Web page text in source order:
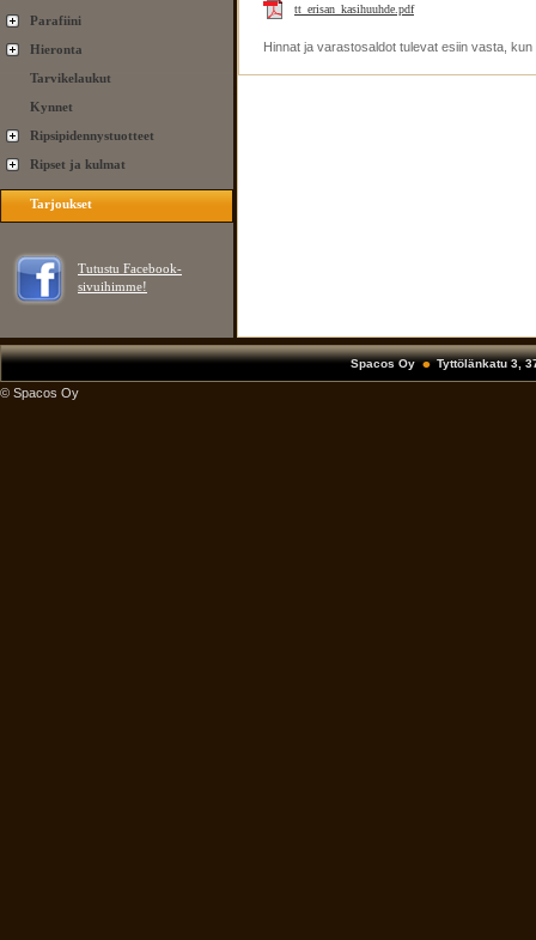
Parafiini
Hieronta
Tarvikelaukut
Kynnet
Ripsipidennystuotteet
Ripset ja kulmat
Tarjoukset
Tutustu Facebook-
sivuihimme!
tt_erisan_kasihuuhde.pdf
Hinnat ja varastosaldot tulevat esiin vasta,
Spacos Oy Tyttölänkatu 3,
© Spacos Oy